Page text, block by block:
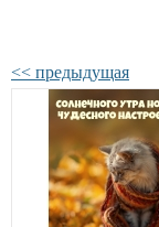
<< предыдущая